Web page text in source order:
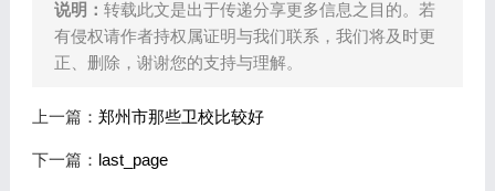
说明： 转载此文是出于传递分享更多信息之目的。若
有侵权请作者持权属证明与我们联系，我们将及时更
正、删除，谢谢您的支持与理解。
上一篇： 郑州市那些卫校比较好
下一篇： last_page